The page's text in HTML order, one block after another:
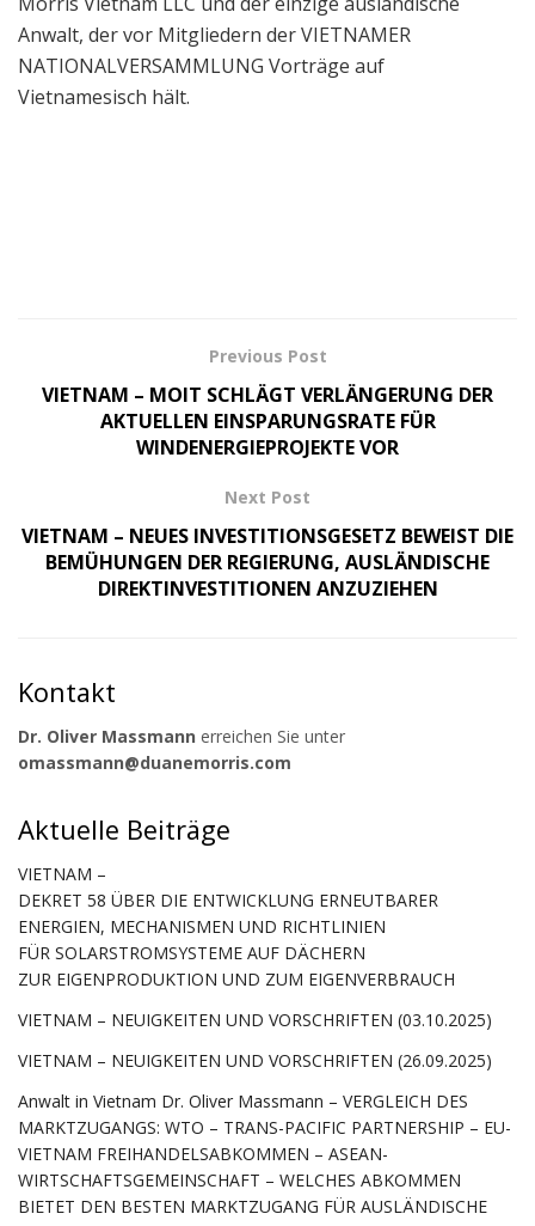
Anwalt, der vor Mitgliedern der VIETNAMER
NATIONALVERSAMMLUNG Vorträge auf
Vietnamesisch hält.
Previous Post
VIETNAM – MOIT SCHLÄGT VERLÄNGERUNG DER
AKTUELLEN EINSPARUNGSRATE FÜR
WINDENERGIEPROJEKTE VOR
Next Post
VIETNAM – NEUES INVESTITIONSGESETZ BEWEIST DIE
BEMÜHUNGEN DER REGIERUNG, AUSLÄNDISCHE
DIREKTINVESTITIONEN ANZUZIEHEN
Kontakt
Dr. Oliver Massmann erreichen Sie unter
omassmann@duanemorris.com
Aktuelle Beiträge
VIETNAM –
DEKRET 58 ÜBER DIE ENTWICKLUNG ERNEUTBARER
ENERGIEN, MECHANISMEN UND RICHTLINIEN
FÜR SOLARSTROMSYSTEME AUF DÄCHERN
ZUR EIGENPRODUKTION UND ZUM EIGENVERBRAUCH
VIETNAM – NEUIGKEITEN UND VORSCHRIFTEN (03.10.2025)
VIETNAM – NEUIGKEITEN UND VORSCHRIFTEN (26.09.2025)
Anwalt in Vietnam Dr. Oliver Massmann – VERGLEICH DES
MARKTZUGANGS: WTO – TRANS-PACIFIC PARTNERSHIP – EU-
VIETNAM FREIHANDELSABKOMMEN – ASEAN-
WIRTSCHAFTSGEMEINSCHAFT – WELCHES ABKOMMEN
BIETET DEN BESTEN MARKTZUGANG FÜR AUSLÄNDISCHE